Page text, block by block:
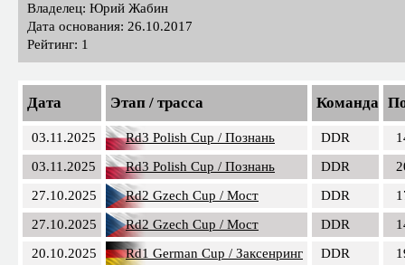
Владелец: Юрий Жабин
Дата основания: 26.10.2017
Рейтинг: 1
Дата Этап / трасса Команда
03.11.2025 Rd3 Polish Cup / Познань DDR
03.11.2025
Rd3 Polish Cup / Познань DDR
27.10.2025
Rd2 Gzech Cup / Мост DDR
27.10.2025
Rd2 Gzech Cup / Мост DDR
20.10.2025
Rd1 German Cup / Заксенринг DDR